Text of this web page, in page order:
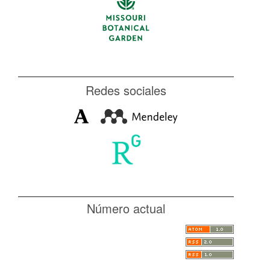
Redes sociales
Número actual